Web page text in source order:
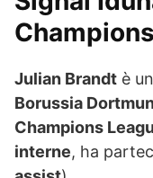
Julian Brandt è
Borussia
Champions
interne, ha